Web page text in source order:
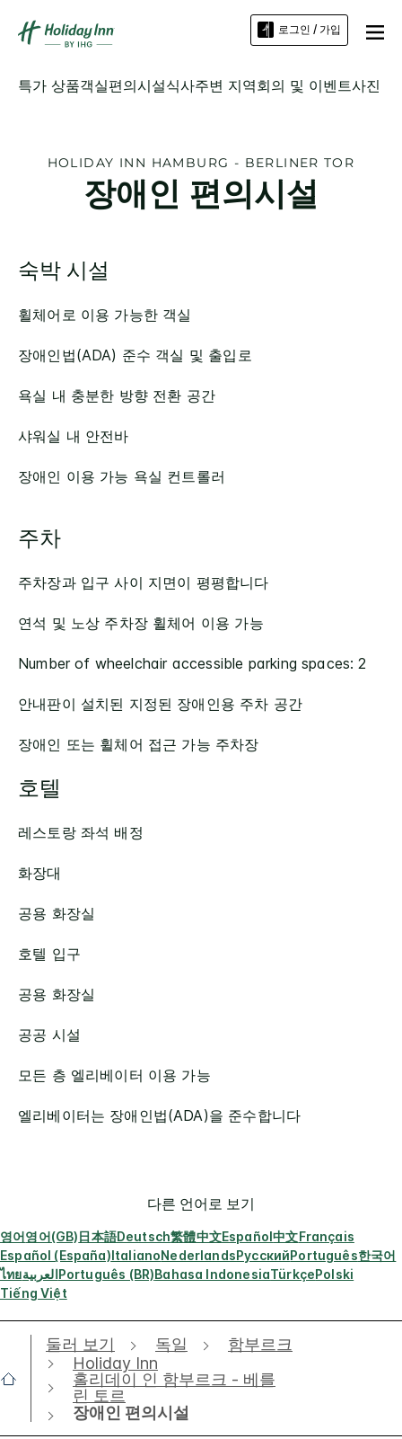
로그인 / 가입
특가 상품객실편의시설식사주변 지역회의 및 이벤트사진
HOLIDAY INN HAMBURG - BERLINER TOR
장애인 편의시설
숙박 시설
휠체어로 이용 가능한 객실
장애인법(ADA) 준수 객실 및 출입로
욕실 내 충분한 방향 전환 공간
샤워실 내 안전바
장애인 이용 가능 욕실 컨트롤러
주차
주차장과 입구 사이 지면이 평평합니다
연석 및 노상 주차장 휠체어 이용 가능
Number of wheelchair accessible parking spaces: 2
안내판이 설치된 지정된 장애인용 주차 공간
장애인 또는 휠체어 접근 가능 주차장
호텔
레스토랑 좌석 배정
화장대
공용 화장실
호텔 입구
공용 화장실
공공 시설
모든 층 엘리베이터 이용 가능
엘리베이터는 장애인법(ADA)을 준수합니다
다른 언어로 보기
영어영어(GB)日本語Deutsch繁體中文Español中文Français
Español (España)ItalianoNederlandsРусскийPortuguês한국어
ไทยالعربيةPortuguês (BR)Bahasa IndonesiaTürkçePolski
Tiếng Việt
둘러 보기 독일
함부르크
Holiday Inn
홀리데이 인 함부르크 - 베를
린 토르
장애인 편의시설